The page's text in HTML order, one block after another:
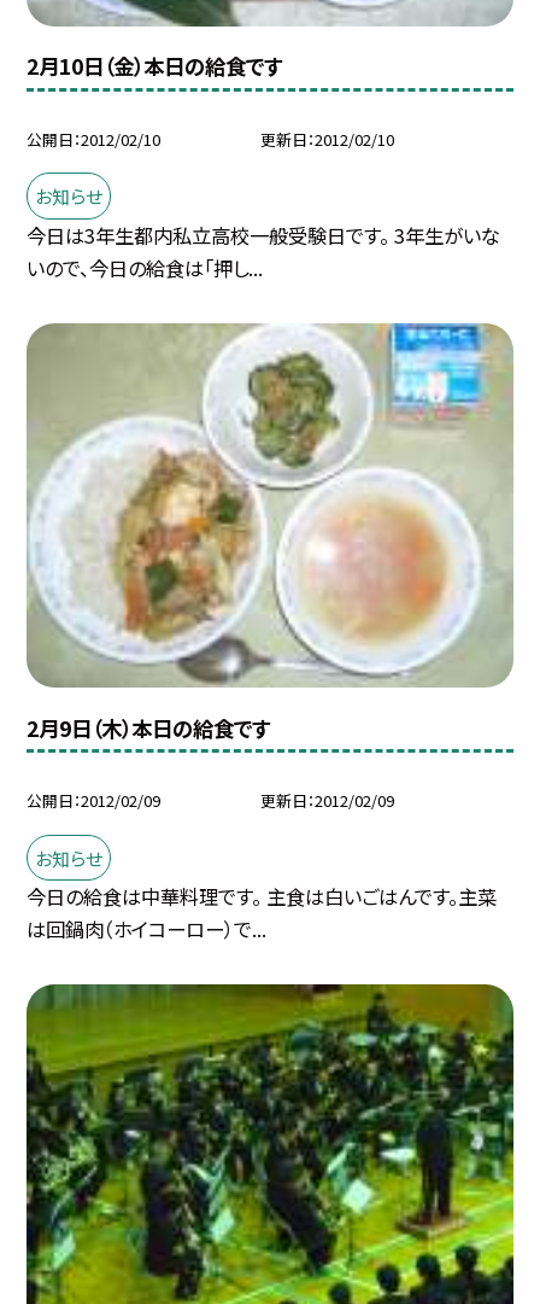
2月10日（金）本日の給食です
公開日 2012/02/10 更新日 2012/02/10
お知らせ
今日は3年生都内私立高校一般受験日です。 3年生がいな
いので、今日の給食は「押し...
2月9日（木）本日の給食です
公開日 2012/02/09 更新日 2012/02/09
お知らせ
今日の給食は中華料理です。 主食は白いごはんです。主菜
は回鍋肉（ホイコーロー）で...